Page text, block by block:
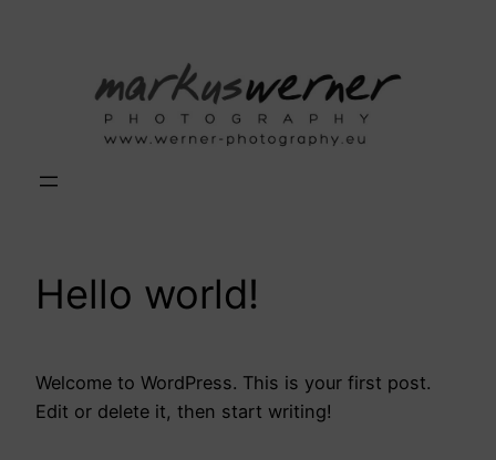
Hello world!
Welcome to WordPress. This is your first post.
Edit or delete it, then start writing!